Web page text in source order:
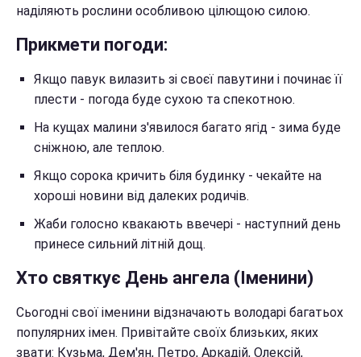
наділяють рослини особливою цілющою силою.
Прикмети погоди:
Якщо павук вилазить зі своєї павутини і починає її
плести - погода буде сухою та спекотною.
На кущах малини з'явилося багато ягід - зима буде
сніжною, але теплою.
Якщо сорока кричить біля будинку - чекайте на
хороші новини від далеких родичів.
Жаби голосно квакають ввечері - наступний день
принесе сильний літній дощ.
Хто святкує День ангела (Іменини)
Сьогодні свої іменини відзначають володарі багатьох
популярних імен. Привітайте своїх близьких, яких
звати: Кузьма, Дем'ян, Петро, Аркадій, Олексій,